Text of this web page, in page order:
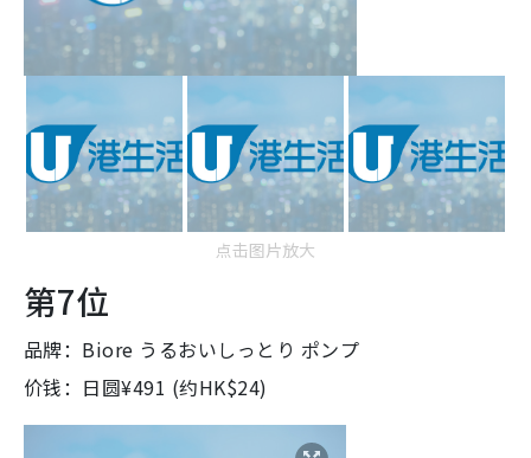
点击图片放大
第7位
品牌：Biore うるおいしっとり ポンプ
价钱：日圆¥491 (约HK$24)